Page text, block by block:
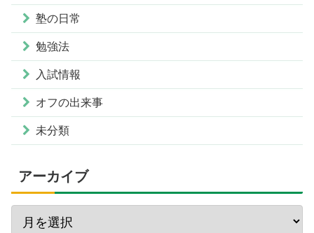
塾の日常
勉強法
入試情報
オフの出来事
未分類
アーカイブ